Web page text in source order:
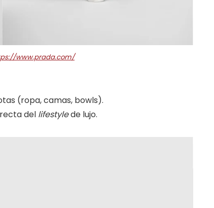
www.prada.com/
(ropa, camas, bowls).
del lifestylede lujo.